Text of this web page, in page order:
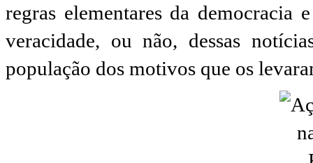
regras elementares da democracia
veracidade, ou não, dessas
população dos motivos que os